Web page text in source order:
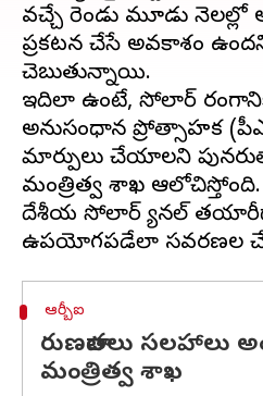
వచ్చే రెండు మూడు
ప్రకటన చేసే అవకాశం
చెబుతున్నాయి.
ఇదిలా ఉంటే, సోలార్
అనుసంధాన ప్రోత్సాహక
మార్పులు చేయాలని
మంత్రిత్వ శాఖ ఆలోచిస్తోంది.
దేశీయ సోలార్ ప్యానల్
ఆర్బీఐ
రుణదాతలు సలహాలు
మంత్రిత్వ శాఖ